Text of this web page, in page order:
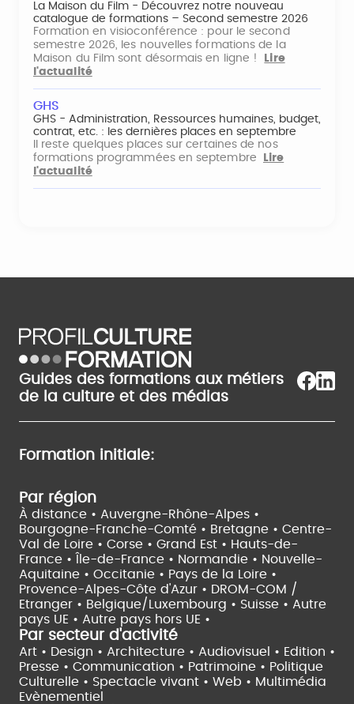
La Maison du Film - Découvrez notre nouveau
catalogue de formations – Second semestre 2026
Formation en visioconférence : pour le second
semestre 2026, les nouvelles formations de la
Maison du Film sont désormais en ligne !
Lire
l'actualité
GHS
GHS - Administration, Ressources humaines, budget,
contrat, etc. : les dernières places en septembre
Il reste quelques places sur certaines de nos
formations programmées en septembre
Lire
l'actualité
Guides des formations aux métiers
de la culture et des médias
Formation initiale:
Par région
À distance • Auvergne-Rhône-Alpes •
Bourgogne-Franche-Comté • Bretagne • Centre-
Val de Loire • Corse • Grand Est • Hauts-de-
France •
Île-de-France • Normandie • Nouvelle-
Aquitaine • Occitanie • Pays de la Loire •
Provence-Alpes-Côte d'Azur • DROM-COM /
Etranger • Belgique/Luxembourg • Suisse • Autre
pays UE • Autre pays hors UE •
Par secteur d'activité
Art • Design • Architecture • Audiovisuel • Edition •
Presse • Communication • Patrimoine • Politique
Culturelle • Spectacle vivant • Web • Multimédia
Evènementiel